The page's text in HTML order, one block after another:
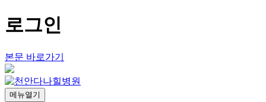
로그인
본문 바로가기
메뉴열기